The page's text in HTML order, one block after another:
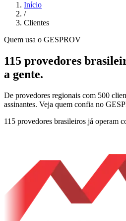
Início
/
Clientes
Quem usa o GESPROV
115 provedores
a gente.
De provedores regionais com 500
assinantes. Veja quem confia no
115 provedores brasileiros já operam